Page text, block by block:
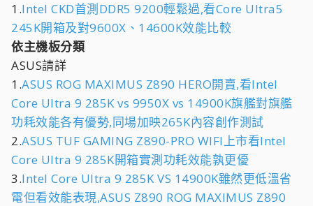
1.Intel CKD首測DDR5 9200輕鬆過,看Core Ultra5
245K開箱及對9600X、14600K效能比較
依主機板分類
ASUS請詳
1.ASUS ROG MAXIMUS Z890 HERO開賣,看Intel
Core Ultra 9 285K vs 9950X vs 14900K旗艦對旗艦
功耗效能各有優勢,同場加映265K內容創作測試
2.ASUS TUF GAMING Z890-PRO WIFI上市看Intel
Core Ultra 9 285K開箱實測功耗效能孰更優
3.Intel Core Ultra 9 285K VS 14900K雖然更低溫省
電但看效能表現,ASUS Z890 ROG MAXIMUS Z890